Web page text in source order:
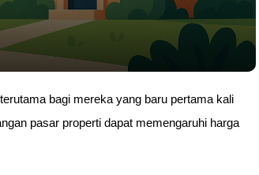
bagi mereka yang baru pertama kali
pasar properti dapat memengaruhi harga